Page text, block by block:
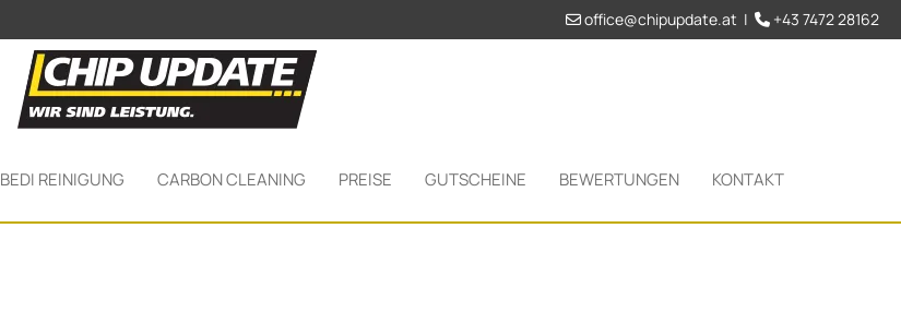
 office@chipupdate.at |  +43 7472 28162
BEDI REINIGUNG CARBON CLEANING PREISE GUTSCHEINE BEWERTUNGEN KONTAKT